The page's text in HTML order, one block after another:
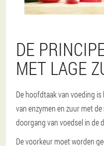
DE
MET LAGE
De hoofdtaak van voeding
van enzymen en zuur met
doorgang van voedsel in de
De voorkeur moet worden